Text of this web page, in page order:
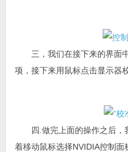
三，我们在接下来的界面中
项，接下来用鼠标点击显示器
四.做完上面的操作之后，
着移动鼠标选择NVIDIA控制